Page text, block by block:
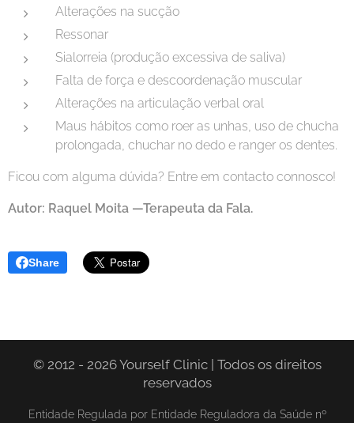
Alterações na sucção
Ressonar
Sialorreia (produção excessiva de saliva)
Falta de força e descoordenação muscular
Alterações na articulação verbal oral
Maus hábitos como roer as unhas, uso de chucha
prolongada, chuchar no dedo e ranger os dentes.
Ficou com alguma dúvida? Entre em contacto connosco!
Autor: Raquel Moita —Terapeuta da Fala.
Share
© 2012 - 2026 Yourself Clinic | Todos os direitos
reservados
Entidade Regulada por Entidade Reguladora da Saúde nº